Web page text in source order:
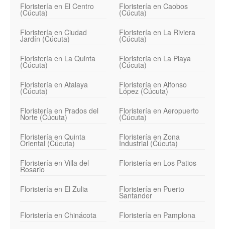
Floristería en El Centro
(Cúcuta)
Floristería en Caobos
(Cúcuta)
Floristería en Ciudad
Jardín (Cúcuta)
Floristería en La Riviera
(Cúcuta)
Floristería en La Quinta
(Cúcuta)
Floristería en La Playa
(Cúcuta)
Floristería en Atalaya
(Cúcuta)
Floristería en Alfonso
López (Cúcuta)
Floristería en Prados del
Norte (Cúcuta)
Floristería en Aeropuerto
(Cúcuta)
Floristería en Quinta
Oriental (Cúcuta)
Floristería en Zona
Industrial (Cúcuta)
Floristería en Villa del
Rosario
Floristería en Los Patios
Floristería en El Zulia Floristería en Puerto
Santander
Floristería en Chinácota
Floristería en Pamplona